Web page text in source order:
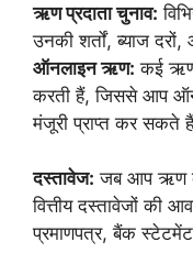
ऋण प्रदाता चुनाव:
उनकी शर्तों, ब्याज
ऑनलाइन ऋण: कई ऋण
करती हैं, जिससे आप
मंजूरी प्राप्त कर सकते
दस्तावेज: जब आप ऋण
वित्तीय दस्तावेजों की
प्रमाणपत्र, बैंक